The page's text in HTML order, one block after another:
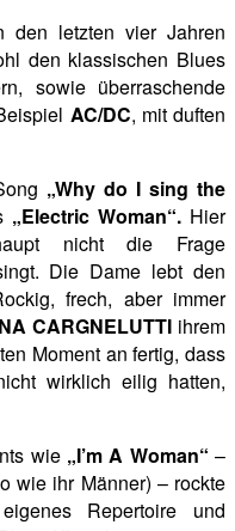
letzten vier Jahren
den klassischen Blues
sowie überraschende
AC/DC, mit duften
„Why do I sing the
„Electric Woman“. Hier
nicht die Frage
Die Dame lebt den
frech, aber immer
CARGNELUTTIihrem
Moment an fertig, dass
wirklich eilig hatten,
wie „I’m A Woman“ –
wie ihr Männer) – rockte
Repertoire und